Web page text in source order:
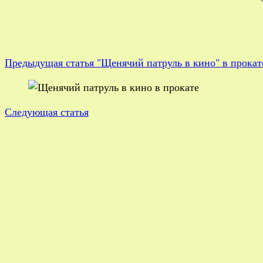
Предыдущая статья "Щенячий патруль в кино" в
Следующая статья